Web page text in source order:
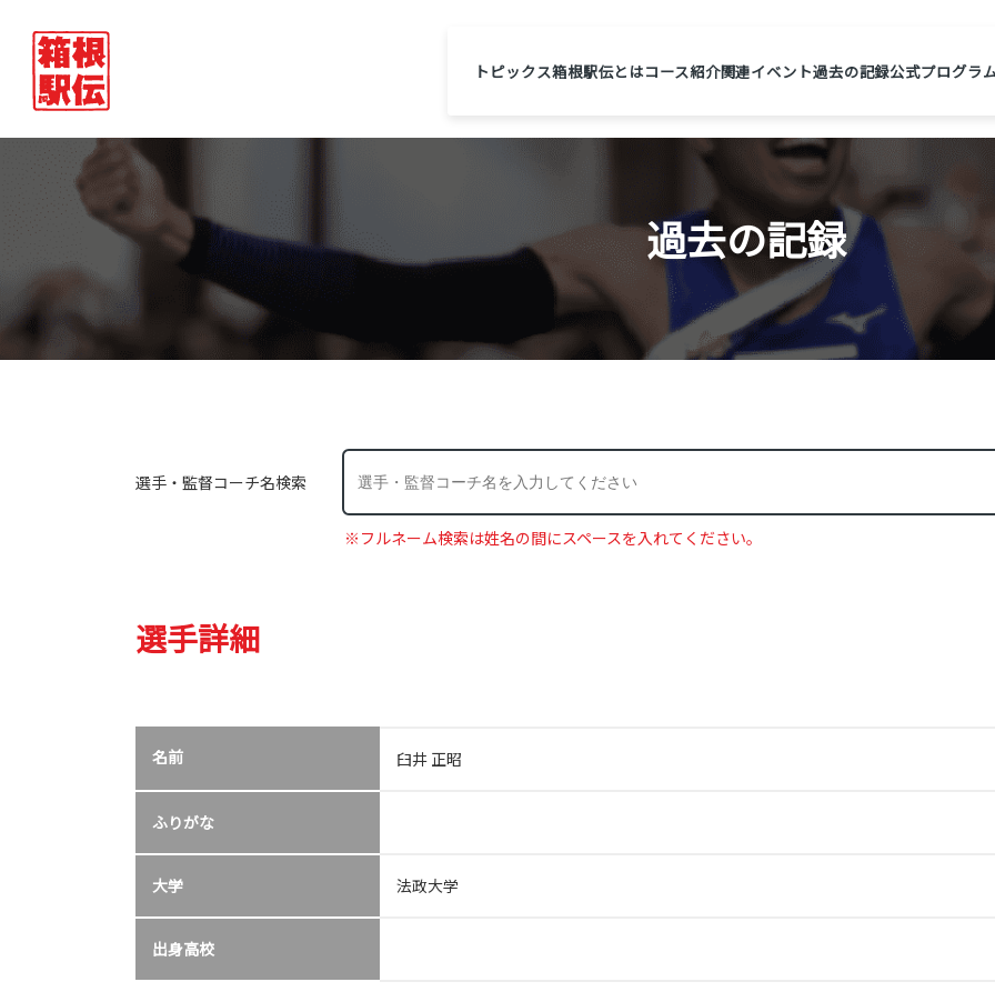
トピックス箱根駅伝とはコース紹介関連イベント過去の記録公式プログラ
過去の記録
選手・監督コーチ名検索
※フルネーム検索は姓名の間にスペースを入れてください。
選手詳細
名前 臼井 正昭
ふりがな
大学 法政大学
出身高校